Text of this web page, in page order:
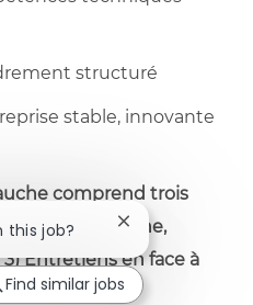
structuré
stable, innovante
comprend trois
ligne,
Entretiens en face à
this job? Close chatbot
Find similar jobs